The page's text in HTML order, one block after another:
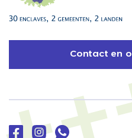
Contact en